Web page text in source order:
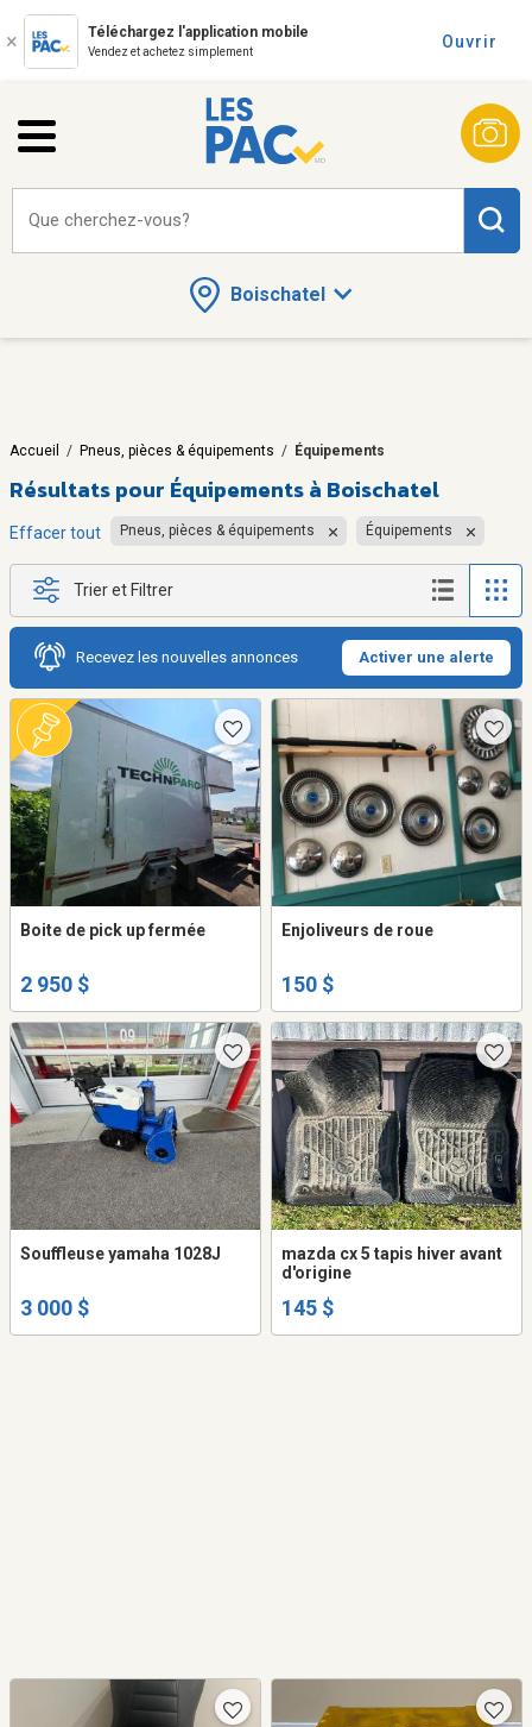
Téléchargez l'application mobile
Vendez et achetez simplement
Ouvrir
Boischatel
Que cherchez-vous?
Accueil / Pneus, pièces & équipements / Équipements
Résultats pour Équipements à Boischatel
Effacer tout Pneus, pièces & équipements Équipements
Trier et Filtrer
Recevez les nouvelles annonces Activer une alerte
Boite de pick up fermée
2 950 $
Enjoliveurs de roue
150 $
Souffleuse yamaha 1028J
3 000 $
mazda cx 5 tapis hiver avant
d'origine
145 $